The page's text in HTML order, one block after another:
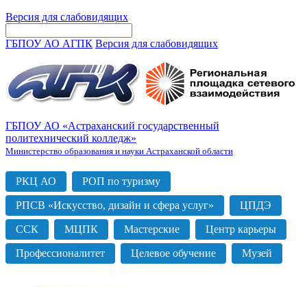
Версия для слабовидящих
ГБПОУ АО АГПК Версия для слабовидящих
ГБПОУ АО «Астраханский государственный
политехнический колледж»
Министерство образования и науки Астраханской области
РКЦ АО РОП по туризму
РПСВ «Искусство, дизайн и сфера услуг» ЦПДЭ
ССК МЦПК Мастерские Центр карьеры
Профессионалитет Целевое обучение Музей